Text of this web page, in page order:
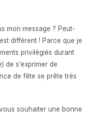
mon message ? Peut-
différent ! Parce que je
privilégiés durant
de s’exprimer de
de fête se prête très
souhaiter une bonne